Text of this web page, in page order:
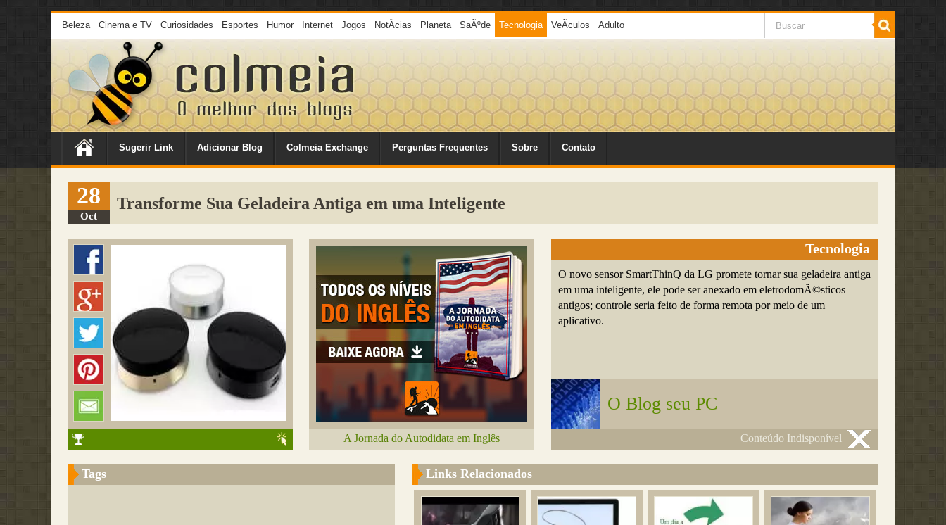
Beleza Cinema e TV Curiosidades Esportes Humor Internet Jogos NotÃ­cias Planeta SaÃºde Tecnologia VeÃ­culos Adulto
Sugerir Link Adicionar Blog Colmeia Exchange Perguntas Frequentes Sobre Contato
28
Oct
Transforme Sua Geladeira Antiga em uma Inteligente
A Jornada do Autodidata em Inglês
Tecnologia
O novo sensor SmartThinQ da LG promete tornar sua geladeira antiga
em uma inteligente, ele pode ser anexado em eletrodomÃ©sticos
antigos; controle seria feito de forma remota por meio de um
aplicativo.
O Blog seu PC
Conteúdo Indisponível
Tags Links Relacionados